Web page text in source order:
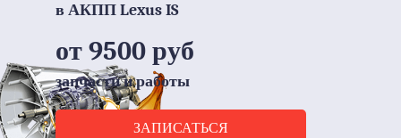
в АКПП Lexus IS
от 9500 руб
запчасти и работы
ЗАПИСАТЬСЯ